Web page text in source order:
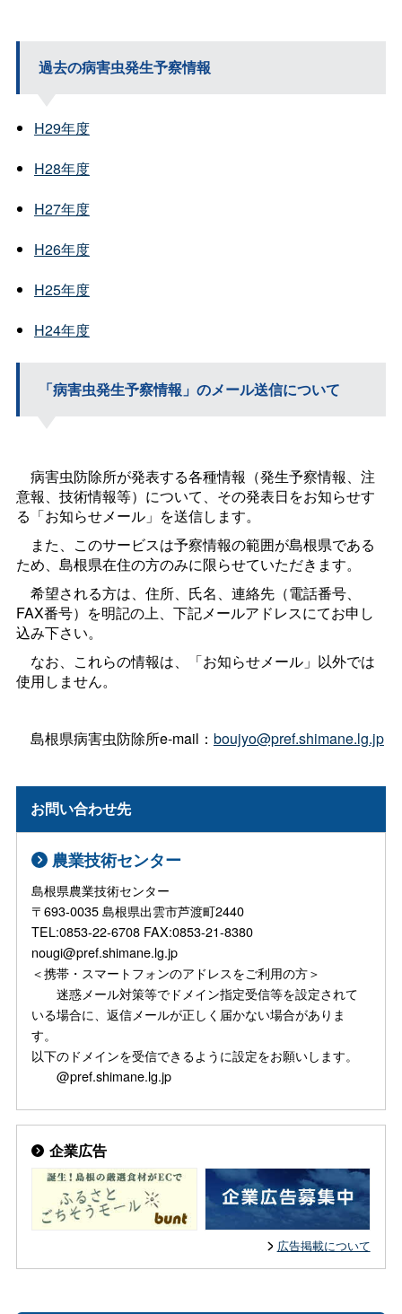
過去の病害虫発生予察情報
H29年度
H28年度
H27年度
H26年度
H25年度
H24年度
「病害虫発生予察情報」のメール送信について
病害虫防除所が発表する各種情報（発生予察情報、注
意報、技術情報等）について、その発表日をお知らせす
る「お知らせメール」を送信します。
また、このサービスは予察情報の範囲が島根県である
ため、島根県在住の方のみに限らせていただきます。
希望される方は、住所、氏名、連絡先（電話番号、
FAX番号）を明記の上、下記メールアドレスにてお申し
込み下さい。
なお、これらの情報は、「お知らせメール」以外では
使用しません。
島根県病害虫防除所e-mail： boujyo@pref.shimane.lg.jp
お問い合わせ先
農業技術センター
島根県農業技術センター
〒693-0035 島根県出雲市芦渡町2440
TEL:0853-22-6708 FAX:0853-21-8380
nougi@pref.shimane.lg.jp
＜携帯・スマートフォンのアドレスをご利用の方＞
迷惑メール対策等でドメイン指定受信等を設定されて
いる場合に、返信メールが正しく届かない場合がありま
す。
以下のドメインを受信できるように設定をお願いします。
@pref.shimane.lg.jp
企業広告
広告掲載について